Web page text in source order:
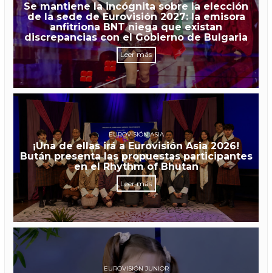
Se mantiene la incógnita sobre la elección
de la sede de Eurovisión 2027: la emisora
anfitriona BNT niega que existan
discrepancias con el Gobierno de Bulgaria
Leer más
EUROVISIÓN ASIA
¡Una de ellas irá a Eurovisión Asia 2026!
Bután presenta las propuestas participantes
en el Rhythm of Bhutan
Leer más
EUROVISIÓN JUNIOR